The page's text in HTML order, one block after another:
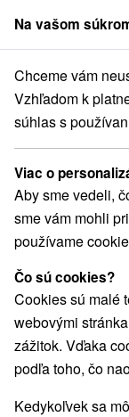
člen skupinySorger
Stredné
Kategórie
Všetky kategórie
Vyberte
VŠETKY
Na vašom
Chceme vám
Vzhľadom k
súhlas s
Viac o
Aby sme vedeli,
sme vám mohli
používame
Čo sú cookies?
Cookies sú malé
webovými
zážitok. Vďaka
podľa toho, čo
Kedykoľvek sa